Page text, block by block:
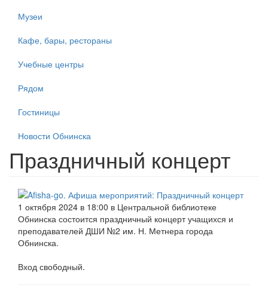
Музеи
Кафе, бары, рестораны
Учебные центры
Рядом
Гостиницы
Новости Обнинска
Праздничный концерт
1 октября 2024 в 18:00 в Центральной библиотеке
Обнинска состоится праздничный концерт учащихся и
преподавателей ДШИ №2 им. Н. Метнера города
Обнинска.
Вход свободный.